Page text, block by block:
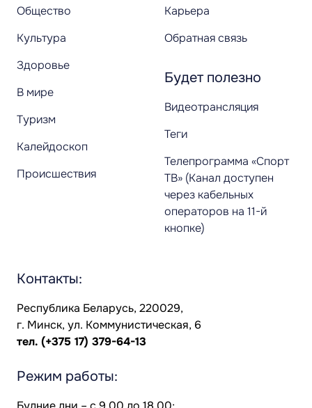
Общество
Культура
Здоровье
В мире
Туризм
Калейдоскоп
Происшествия
Карьера
Обратная связь
Будет полезно
Видеотрансляция
Теги
Телепрограмма «Спорт
ТВ» (Канал доступен
через кабельных
операторов на 11-й
кнопке)
Контакты:
Республика Беларусь, 220029,
г. Минск, ул. Коммунистическая, 6
тел. (+375 17) 379-64-13
Режим работы: